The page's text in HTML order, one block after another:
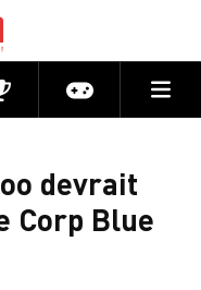
Actu jeux
devrait
Corp Blue